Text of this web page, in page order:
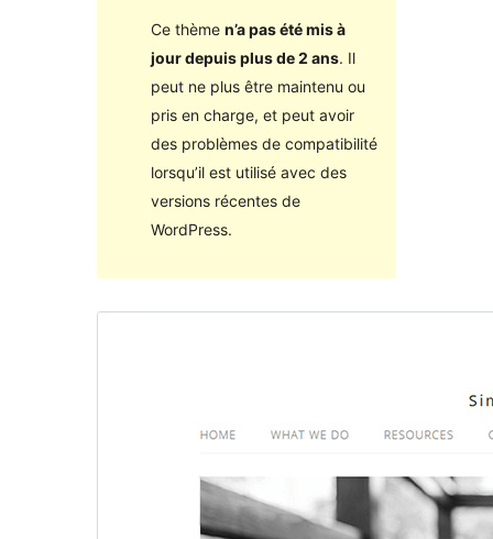
Ce thème n’a pas été mis à
jour depuis plus de 2 ans. Il
peut ne plus être maintenu ou
pris en charge, et peut avoir
des problèmes de compatibilité
lorsqu’il est utilisé avec des
versions récentes de
WordPress.